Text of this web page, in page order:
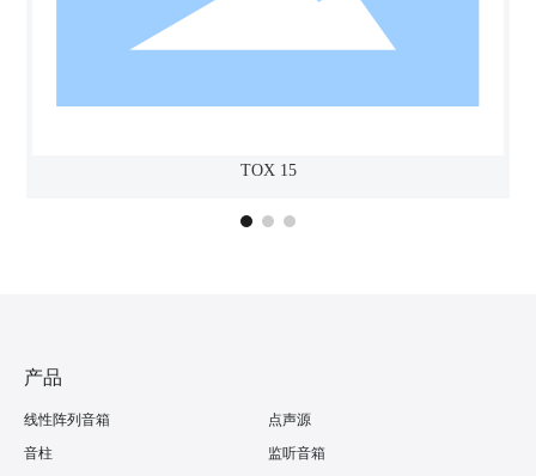
TOX 15
产品
线性阵列音箱
点声源
音柱
监听音箱